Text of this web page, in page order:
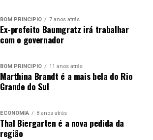
BOM PRINCÍPIO 7 anos atrás
Ex-prefeito Baumgratz irá trabalhar
com o governador
BOM PRINCÍPIO 11 anos atrás
Marthina Brandt é a mais bela do Rio
Grande do Sul
ECONOMIA 8 anos atrás
Thal Biergarten é a nova pedida da
região